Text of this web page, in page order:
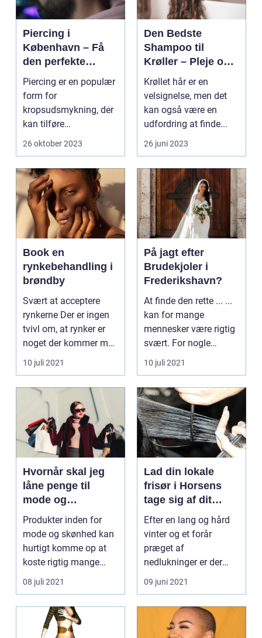
Piercing i
København – Få
den perfekte
kropsudsmykning
Piercing er en populær
form for
kropsudsmykning, der
kan tilføre
personlighed og stil til
26 oktober 2023
Den Bedste
Shampoo til
Krøller – Pleje og
Definition til Dine
Smukke Lokker
Krøllet hår er en
velsignelse, men det
kan også være en
udfordring at finde...
26 juni 2023
Book en
rynkebehandling i
brøndby
Svært at acceptere
rynkerne Der er ingen
tvivl om, at rynker er
noget der kommer med
alderen ...
10 juli 2021
På jagt efter
Brudekjoler i
Frederikshavn?
At finde den rette ... ...
kan for mange
mennesker være rigtig
svært. For nogle
kommer ...
10 juli 2021
Hvornår skal jeg
låne penge til
mode og
skønhed?
Produkter inden for
mode og skønhed kan
hurtigt komme op at
koste rigtig mange
penge. Sæ...
08 juli 2021
Lad din lokale
frisør i Horsens
tage sig af dit
slidte garn
Efter en lang og hård
vinter og et forår
præget af
nedlukninger er der
ikke noget at sige til,
hvis ...
09 juni 2021